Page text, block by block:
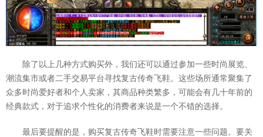
除了以上几种方式购买外，我们还可以通过参加一些时尚展览、
潮流集市或者二手交易平台寻找复古传奇飞鞋。这些场所通常聚集了
众多时尚爱好者和个人卖家，其商品种类繁多，可能会有几十年前的
经典款式，对于追求个性化的消费者来说是一个不错的选择。
最后要提醒的是，购买复古传奇飞鞋时需要注意一些问题。要关